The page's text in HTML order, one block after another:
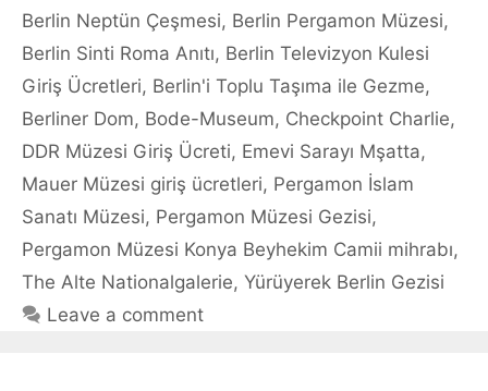
Berlin Neptün Çeşmesi, Berlin Pergamon Müzesi,
Berlin Sinti Roma Anıtı, Berlin Televizyon Kulesi
Giriş Ücretleri, Berlin'i Toplu Taşıma ile Gezme,
Berliner Dom, Bode-Museum, Checkpoint Charlie,
DDR Müzesi Giriş Ücreti, Emevi Sarayı Mşatta,
Mauer Müzesi giriş ücretleri, Pergamon İslam
Sanatı Müzesi, Pergamon Müzesi Gezisi,
Pergamon Müzesi Konya Beyhekim Camii mihrabı,
The Alte Nationalgalerie, Yürüyerek Berlin Gezisi
Leave a comment